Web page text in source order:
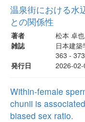
温泉街における水
との関係性
著者
松本 卓
雑誌
日本建
363 - 373
発行日
2026-
Within-female
chunii is
biased sex ratio.